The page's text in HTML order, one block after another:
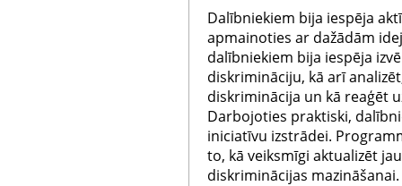
Dalībniekiem bija iespēja
apmainoties ar dažādām
dalībniekiem bija iespēja
diskrimināciju, kā arī
diskriminācija un kā reaģēt
Darbojoties praktiski,
iniciatīvu izstrādei.
to, kā veiksmīgi aktualizēt
diskriminācijas mazināšanai.